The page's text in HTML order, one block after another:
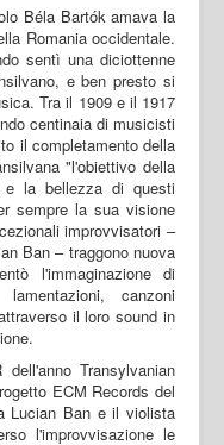
Béla Bartók amava la
Romania occidentale.
sentì una diciottenne
e ben presto si
Tra il 1909 e il 1917
centinaia di musicisti
il completamento della
"l'obiettivo della
e la bellezza di questi
sempre la sua visione
improvvisatori –
Ban – traggono nuova
l'immaginazione di
canzoni
il loro sound in
Transylvanian
ECM Records del
Lucian Ban e il violista
l'improvvisazione le